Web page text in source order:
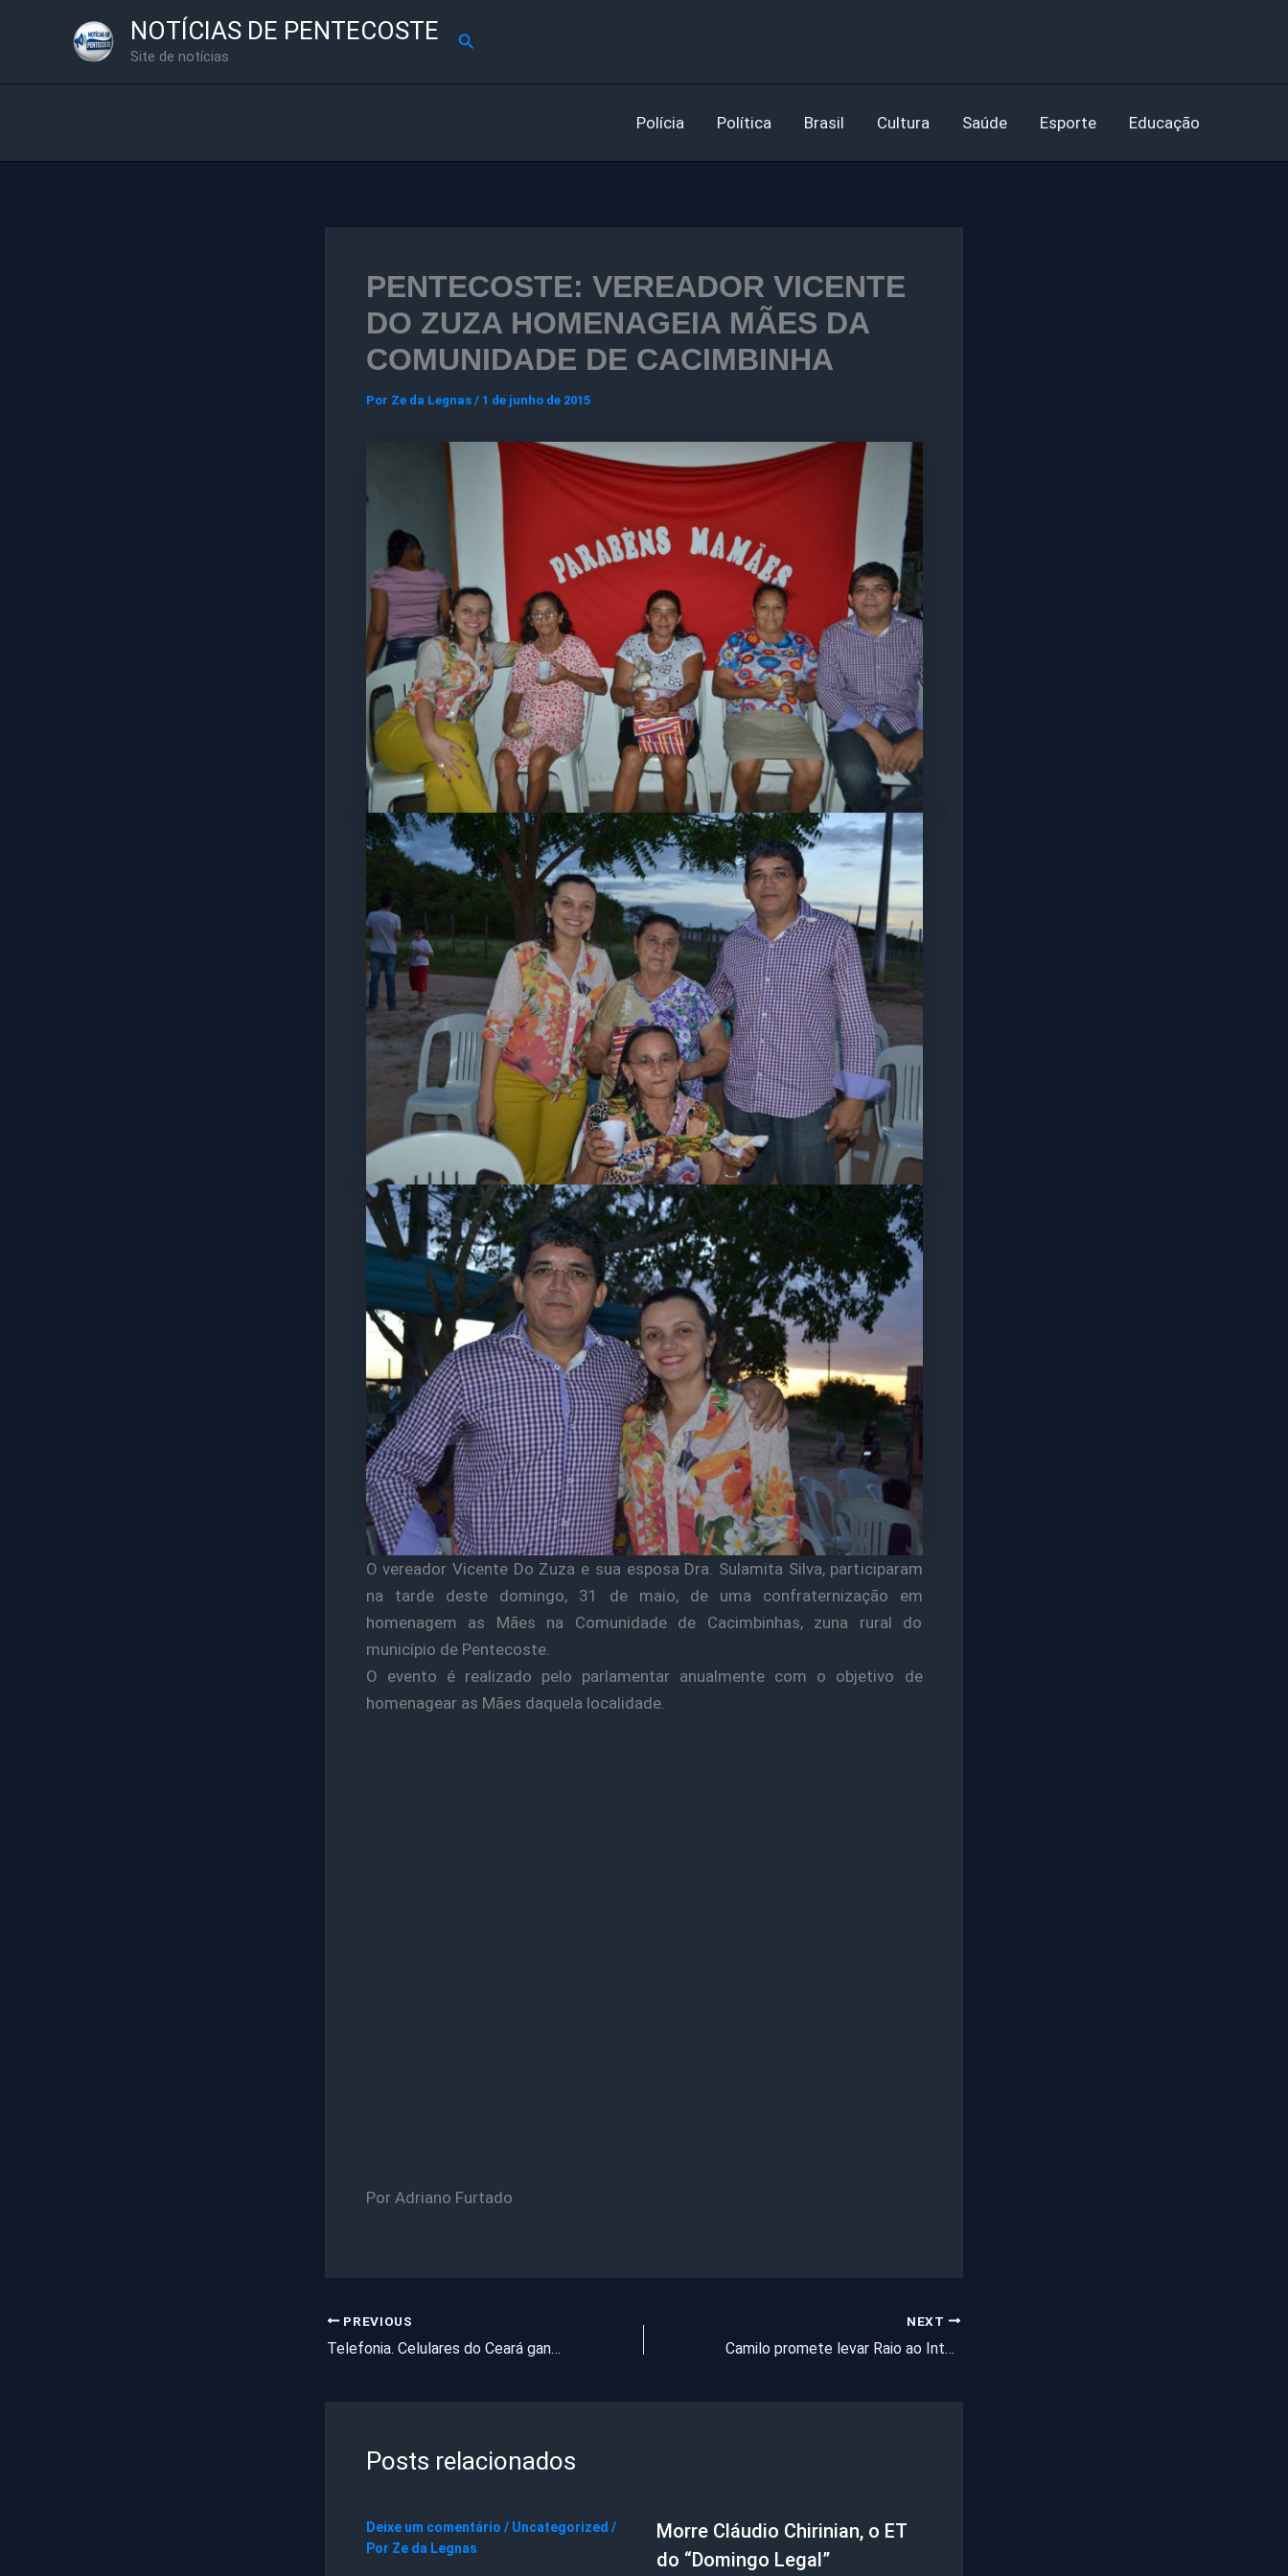
NOTÍCIAS DE PENTECOSTE
Site de notícias
Pesquisar
Polícia Política Brasil Cultura Saúde Esporte Educação
PENTECOSTE: VEREADOR VICENTE
DO ZUZA HOMENAGEIA MÃES DA
COMUNIDADE DE CACIMBINHA
Por Ze da Legnas / 1 de junho de 2015
O vereador Vicente Do Zuza e sua esposa Dra. Sulamita Silva, participaram
na tarde deste domingo, 31 de maio, de uma confraternização em
homenagem as Mães na Comunidade de Cacimbinhas, zuna rural do
município de Pentecoste.
O evento é realizado pelo parlamentar anualmente com o objetivo de
homenagear as Mães daquela localidade.
Por Adriano Furtado
PREVIOUS
Telefonia. Celulares do Ceará ganham hoje nono dígito
NEXT
Camilo promete levar Raio ao Interior
Posts relacionados
Deixe um comentário / Uncategorized /
Por Ze da Legnas
Morre Cláudio Chirinian, o ET
do “Domingo Legal”